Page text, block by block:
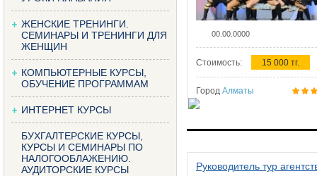
ЖЕНСКИЕ ТРЕНИНГИ.
СЕМИНАРЫ И ТРЕНИНГИ ДЛЯ
ЖЕНЩИН
КОМПЬЮТЕРНЫЕ КУРСЫ,
ОБУЧЕНИЕ ПРОГРАММАМ
ИНТЕРНЕТ КУРСЫ
БУХГАЛТЕРСКИЕ КУРСЫ,
КУРСЫ И СЕМИНАРЫ ПО
НАЛОГООБЛАЖЕНИЮ.
АУДИТОРСКИЕ КУРСЫ
00.00.0000
Стоимость: 15 000 тг.
Город Алматы
Руководитель тур